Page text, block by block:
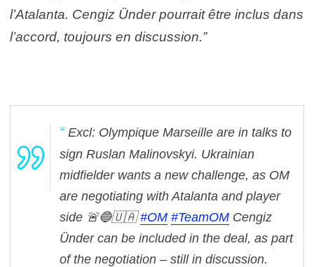
l’Atalanta. Cengiz Ünder pourrait être inclus dans
l’accord, toujours en discussion.”
Excl: Olympique Marseille are in talks to
sign Ruslan Malinovskyi. Ukrainian
midfielder wants a new challenge, as OM
are negotiating with Atalanta and player
side 🚨🔵🇺🇦#OM #TeamOM Cengiz
Ünder can be included in the deal, as part
of the negotiation – still in discussion.